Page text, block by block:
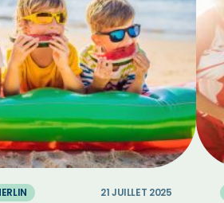
21 JUILLET 2025